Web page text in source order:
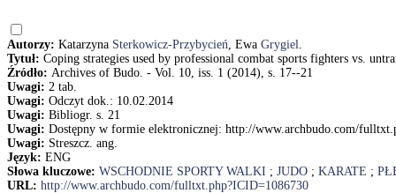
Autorzy: Katarzyna Sterkowicz-Przybycień, Ewa Grygiel.
Tytuł: Coping strategies used by professional combat sports fighters vs.
Źródło: Archives of Budo. - Vol. 10, iss. 1 (2014), s. 17--21
Uwagi: 2 tab.
Uwagi: Odczyt dok.: 10.02.2014
Uwagi: Bibliogr. s. 21
Uwagi: Dostępny w formie elektronicznej: http://www.archbudo.com/
Uwagi: Streszcz. ang.
Język: ENG
Słowa kluczowe: WSCHODNIE SPORTY WALKI ; JUDO ; KARATE ;
URL: http://www.archbudo.com/fulltxt.php?ICID=1086730